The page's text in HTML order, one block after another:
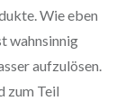
Wie eben
wahnsinnig
aufzulösen.
zum Teil